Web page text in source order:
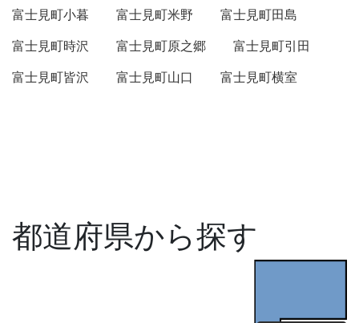
富士見町小暮 富士見町米野
富士見町田島
富士見町時沢
富士見町原之郷
富士見町引田
富士見町皆沢
富士見町山口 富士見町横室
都道府県から探す